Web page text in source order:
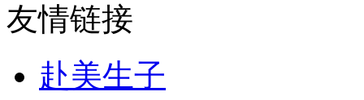
友情链接
赴美生子